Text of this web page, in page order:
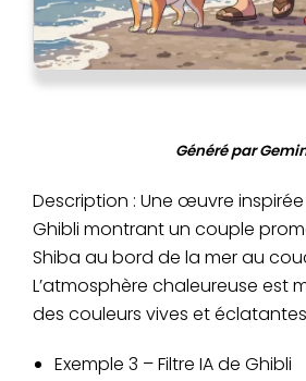
Généré par
Description : Une œuvre
Ghibli montrant un couple
Shiba au bord de la mer au
L’atmosphère chaleureuse est
des couleurs vives et
Exemple 3 – Filtre IA de Ghibli